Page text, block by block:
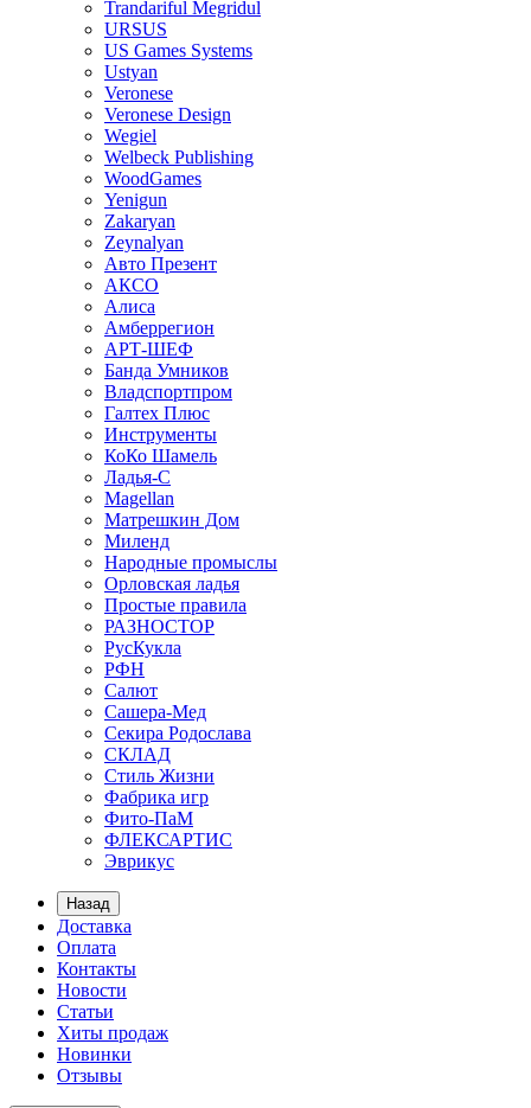
Trandariful Megridul
URSUS
US Games Systems
Ustyan
Veronese
Veronese Design
Wegiel
Welbeck Publishing
WoodGames
Yenigun
Zakaryan
Zeynalyan
Авто Презент
АКСО
Алиса
Амберрегион
АРТ-ШЕФ
Банда Умников
Владспортпром
Галтех Плюс
Инструменты
КоКо Шамель
Ладья-С
Мagellan
Матрешкин Дом
Миленд
Народные промыслы
Орловская ладья
Простые правила
РАЗНОСТОР
РусКукла
РФН
Салют
Сашера-Мед
Секира Родослава
СКЛАД
Стиль Жизни
Фабрика игр
Фито-ПаМ
ФЛЕКСАРТИС
Эврикус
Назад
Доставка
Оплата
Контакты
Новости
Статьи
Хиты продаж
Новинки
Отзывы